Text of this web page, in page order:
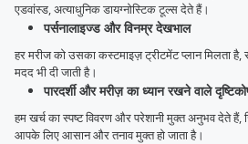
एडवांस्ड, अत्याधुनिक डायग्नोस्टिक ​​टूल्स देते हैं।
पर्सनालाइज्ड और विनम्र देखभाल
हर मरीज को उसका कस्टमाइज़ ट्रीटमेंट प्लान मिलता है,
मदद भी दी जाती है।
पारदर्शी और मरीज़ का ध्यान रखने वाले
हम खर्च का स्पष्ट विवरण और परेशानी मुक्त अनुभव देते
आपके लिए आसान और तनाव मुक्त हो जाता है।